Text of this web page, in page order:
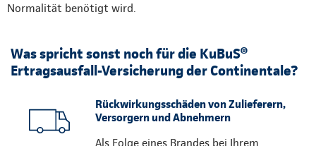
Normalität benötigt wird.
Was spricht sonst noch für die KuBuS®
Ertragsausfall-Versicherung der Continentale?
Rückwirkungsschäden von Zulieferern,
Versorgern und Abnehmern
Als Folge eines Brandes bei Ihrem